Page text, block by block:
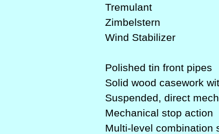
Tremulant
Zimbelstern
Wind Stabilizer
Polished tin front pipes
Solid wood casework
Suspended, direct
Mechanical stop action
Multi-level combination